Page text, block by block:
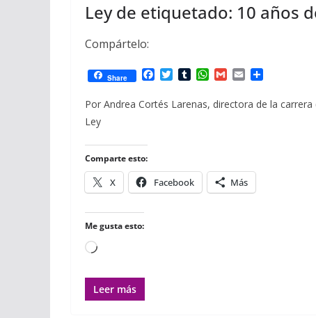
Ley de etiquetado: 10 años
Compártelo:
Share
c
e
T
i
t
T
m
b
W
a
t
G
a
i
E
a
i
m
p
Por Andrea Cortés Larenas, directora de la
Ley
Comparte esto:
X Facebook Más
Me gusta esto:
Cargando...
Leer más